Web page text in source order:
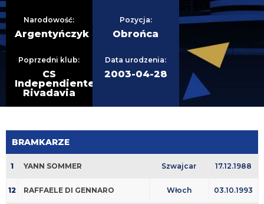
Narodowość:
Argentyńczyk
Pozycja:
Obrońca
Poprzedni klub:
CS
Independiente
Rivadavia
Data urodzenia:
2003-04-28
BRAMKARZE
1 YANN SOMMER Szwajcar 17.12.1988
12 RAFFAELE DI GENNARO Włoch 03.10.1993